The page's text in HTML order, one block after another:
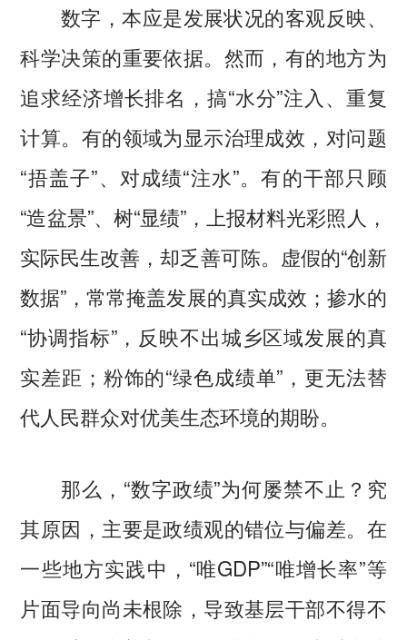
数字，本应是发展状况的客观反映、
科学决策的重要依据。然而，有的地方为
追求经济增长排名，搞“水分”注入、重复
计算。有的领域为显示治理成效，对问题
“捂盖子”、对成绩“注水”。有的干部只顾
“造盆景”、树“显绩”，上报材料光彩照人，
实际民生改善，却乏善可陈。虚假的“创新
数据”，常常掩盖发展的真实成效；掺水的
“协调指标”，反映不出城乡区域发展的真
实差距；粉饰的“绿色成绩单”，更无法替
代人民群众对优美生态环境的期盼。
那么，“数字政绩”为何屡禁不止？究
其原因，主要是政绩观的错位与偏差。在
一些地方实践中，“唯GDP”“唯增长率”等
片面导向尚未根除，导致基层干部不得不